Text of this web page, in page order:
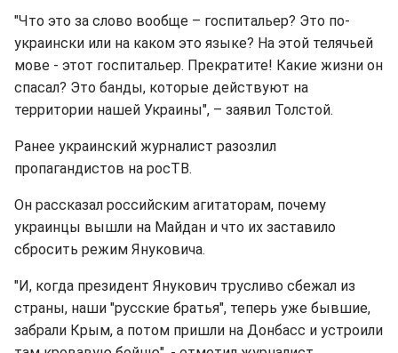
"Что это за слово вообще – госпитальер? Это по-
украински или на каком это языке? На этой телячьей
мове - этот госпитальер. Прекратите! Какие жизни он
спасал? Это банды, которые действуют на
территории нашей Украины", – заявил Толстой.
Ранее украинский журналист разозлил
пропагандистов на росТВ.
Он рассказал российским агитаторам, почему
украинцы вышли на Майдан и что их заставило
сбросить режим Януковича.
"И, когда президент Янукович трусливо сбежал из
страны, наши "русские братья", теперь уже бывшие,
забрали Крым, а потом пришли на Донбасс и устроили